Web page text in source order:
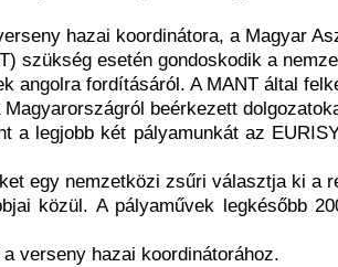
hazai koordinátora, a Magyar
szükség esetén gondoskodik a
angolra fordításáról. A MANT által
beérkezett
a legjobb két pályamunkát az
egy nemzetközi zsűri választja ki a
közül. A pályaművek legkésőbb
verseny hazai koordinátorához.